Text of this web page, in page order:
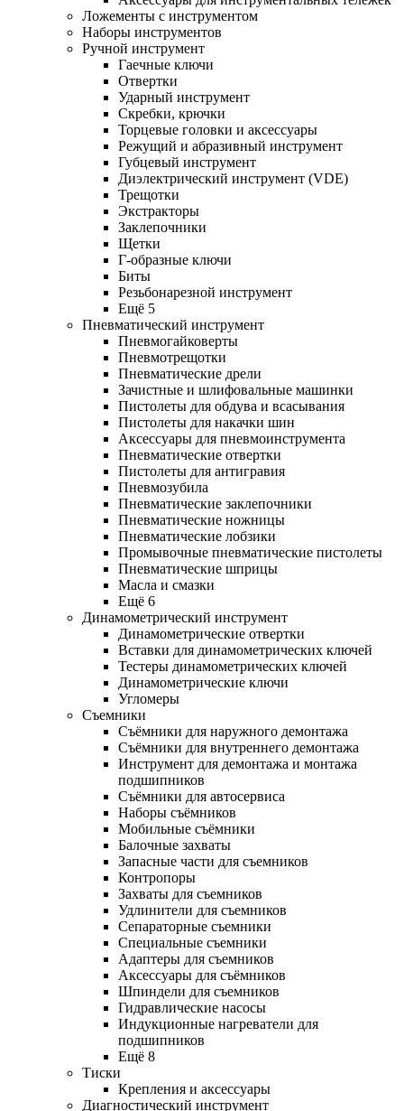
Ложементы с инструментом
Наборы инструментов
Ручной инструмент
Гаечные ключи
Отвертки
Ударный инструмент
Скребки, крючки
Торцевые головки и аксессуары
Режущий и абразивный инструмент
Губцевый инструмент
Диэлектрический инструмент (VDE)
Трещотки
Экстракторы
Заклепочники
Щетки
Г-образные ключи
Биты
Резьбонарезной инструмент
Ещё 5
Пневматический инструмент
Пневмогайковерты
Пневмотрещотки
Пневматические дрели
Зачистные и шлифовальные машинки
Пистолеты для обдува и всасывания
Пистолеты для накачки шин
Аксессуары для пневмоинструмента
Пневматические отвертки
Пистолеты для антигравия
Пневмозубила
Пневматические заклепочники
Пневматические ножницы
Пневматические лобзики
Промывочные пневматические пистолеты
Пневматические шприцы
Масла и смазки
Ещё 6
Динамометрический инструмент
Динамометрические отвертки
Вставки для динамометрических ключей
Тестеры динамометрических ключей
Динамометрические ключи
Угломеры
Съемники
Съёмники для наружного демонтажа
Съёмники для внутреннего демонтажа
Инструмент для демонтажа и монтажа
подшипников
Съёмники для автосервиса
Наборы съёмников
Мобильные съёмники
Балочные захваты
Запасные части для съемников
Контропоры
Захваты для съемников
Удлинители для съемников
Сепараторные съемники
Специальные съемники
Адаптеры для съемников
Аксессуары для съёмников
Шпиндели для съемников
Гидравлические насосы
Индукционные нагреватели для
подшипников
Ещё 8
Тиски
Крепления и аксессуары
Диагностический инструмент